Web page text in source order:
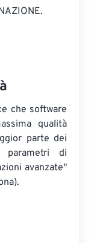
che software
qualità
parte dei
di
avanzate"